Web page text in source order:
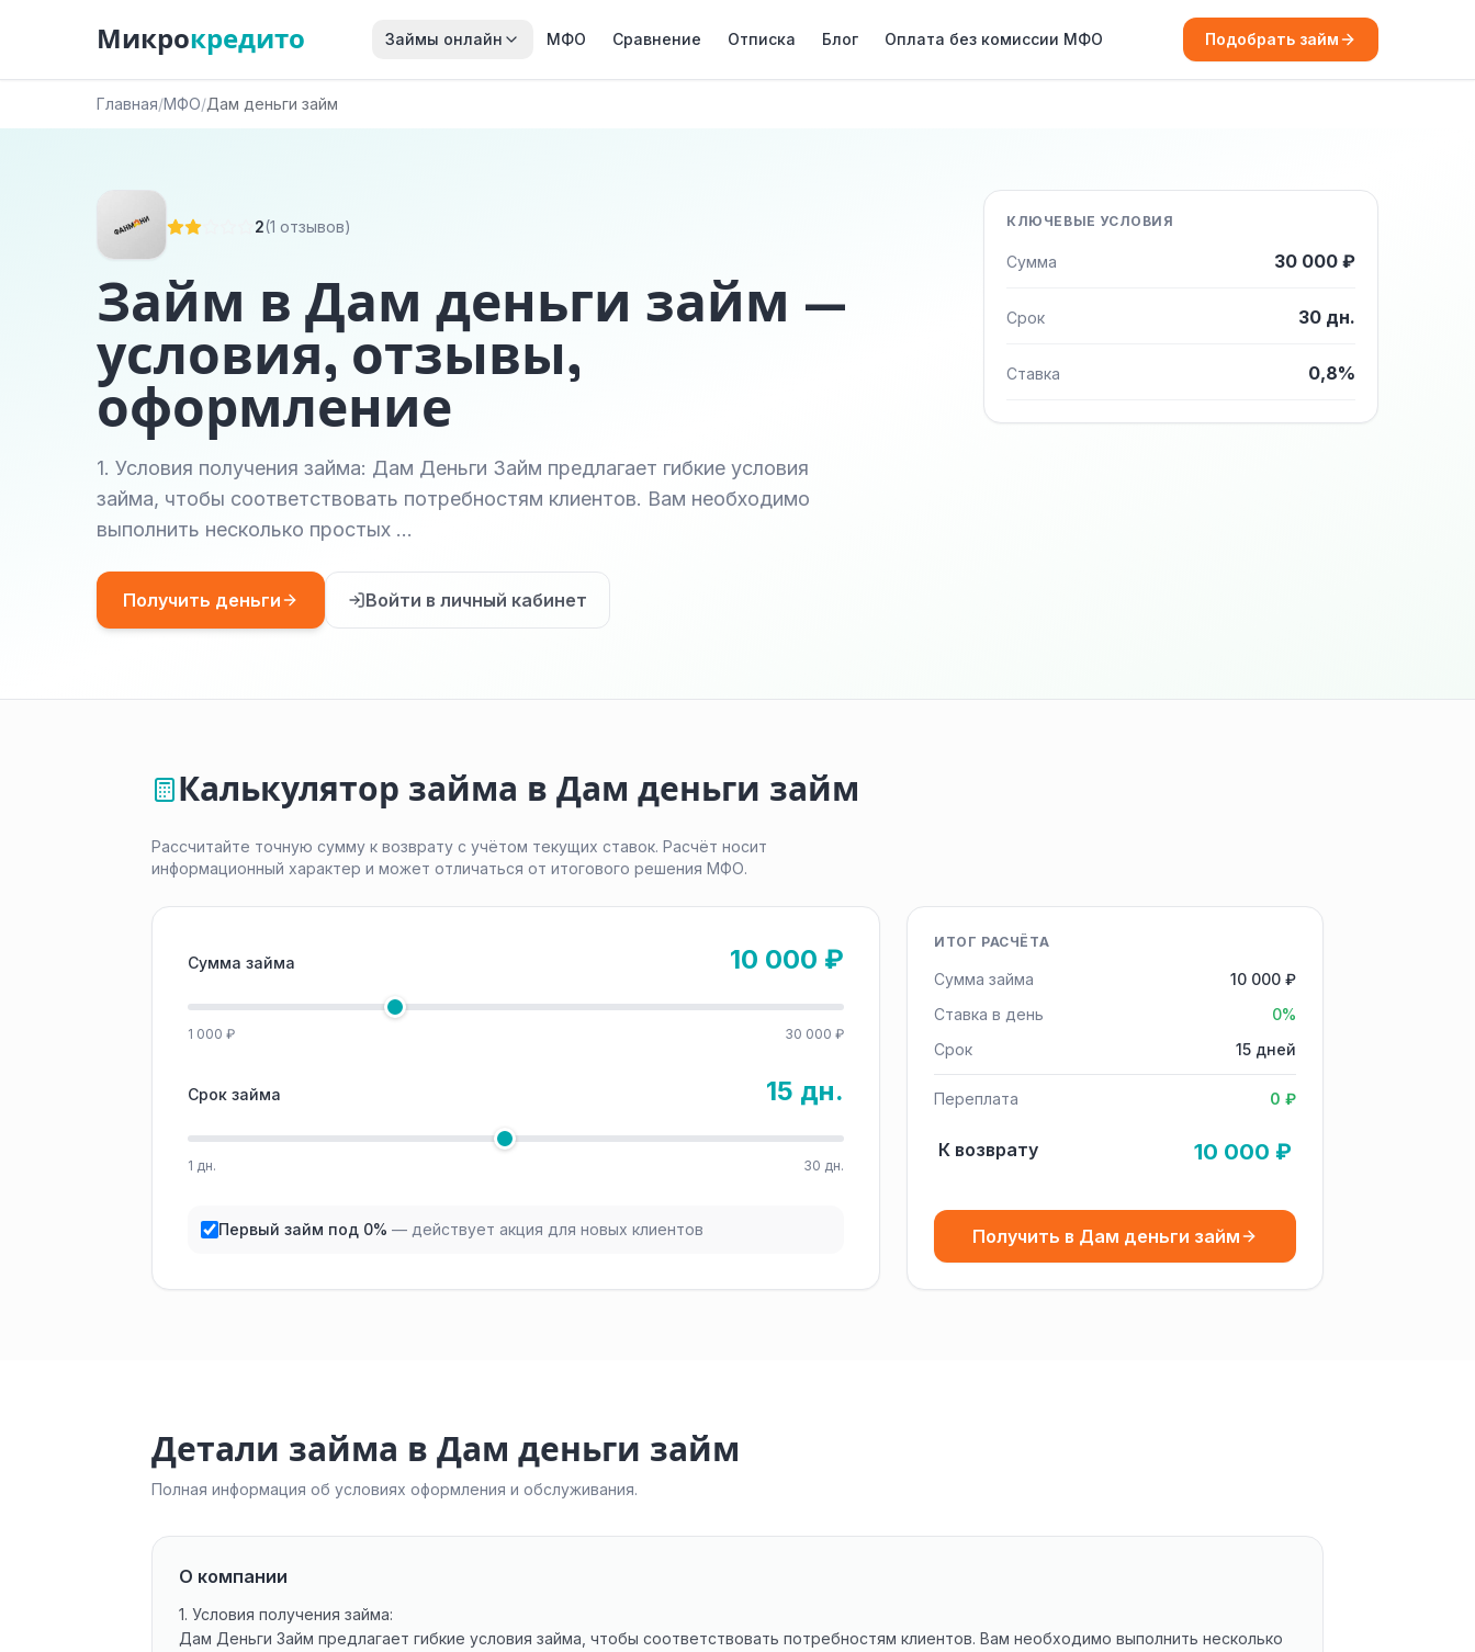
Микрокредито Займы онлайн МФО Сравнение Отписка Блог Оплата без комиссии МФО Подобрать займ
Главная/МФО/Дам деньги займ
2(1 отзывов)
Займ в Дам деньги займ —
условия, отзывы,
оформление
1. Условия получения займа: Дам Деньги Займ предлагает гибкие условия
займа, чтобы соответствовать потребностям клиентов. Вам необходимо
выполнить несколько простых …
Получить деньги Войти в личный кабинет
КЛЮЧЕВЫЕ УСЛОВИЯ
Сумма 30 000 ₽
Срок 30 дн.
Ставка 0,8%
Калькулятор займа в Дам деньги займ
Рассчитайте точную сумму к возврату с учётом текущих ставок. Расчёт носит
информационный характер и может отличаться от итогового решения МФО.
Сумма займа 10 000 ₽
1 000 ₽ 30 000 ₽
Срок займа 15 дн.
1 дн. 30 дн.
Первый займ под 0% — действует акция для новых клиентов
ИТОГ РАСЧЁТА
Сумма займа
10 000 ₽
Ставка в день
0%
Срок
15 дней
Переплата 0 ₽
К возврату 10 000 ₽
Получить в Дам деньги займ
Детали займа в Дам деньги займ
Полная информация об условиях оформления и обслуживания.
О компании
1. Условия получения займа:
Дам Деньги Займ предлагает гибкие условия займа, чтобы соответствовать потребностям клиентов. Вам необходимо выполнить несколько